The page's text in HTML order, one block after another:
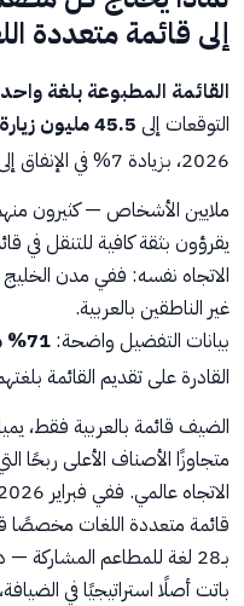
إلى قائمة متعددة
القائمة المطبوعة بلغة
التوقعات إلى 45.5 مليون زيارة
2026، بزيادة 7% في الإنفاق إلى 35.7 مليار £ (
ملايين الأشخاص — كثيرون
يقرؤون بثقة كافية للتنقل في
الاتجاه نفسه: ففي مدن
غير الناطقين بالعربية.
بيانات التفضيل واضحة: 71% من السياح الأجانب
القادرة على تقديم القائمة
الضيف قائمة بالعربية فقط،
متجاوزًا الأصناف الأعلى ربحًا
قائمة متعددة اللغات مخصصًا
بـ28 لغة للمطاعم
باتت أصلًا استراتيجيًا في